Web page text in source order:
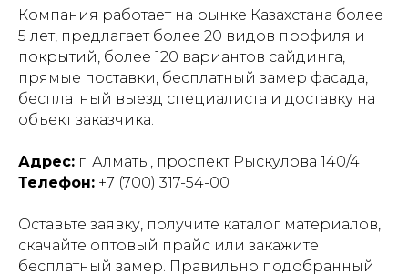
Компания работает на рынке Казахстана более
5 лет, предлагает более 20 видов профиля и
покрытий, более 120 вариантов сайдинга,
прямые поставки, бесплатный замер фасада,
бесплатный выезд специалиста и доставку на
объект заказчика.
Адрес: г. Алматы, проспект Рыскулова 140/4
Телефон: +7 (700) 317-54-00
Оставьте заявку, получите каталог материалов,
скачайте оптовый прайс или закажите
бесплатный замер. Правильно подобранный